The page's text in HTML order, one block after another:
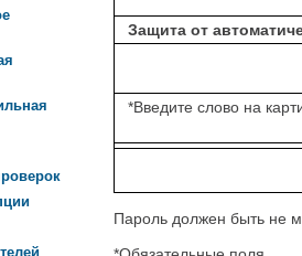
Защита от
*Введите слово на
Пароль должен быть не